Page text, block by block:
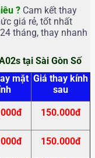
? Cam kết thay
giá rẻ, tốt nhất
tháng, thay nhanh
tại Sài Gòn Số
mặt Giá thay kính
sau
150.000đ
150.000đ